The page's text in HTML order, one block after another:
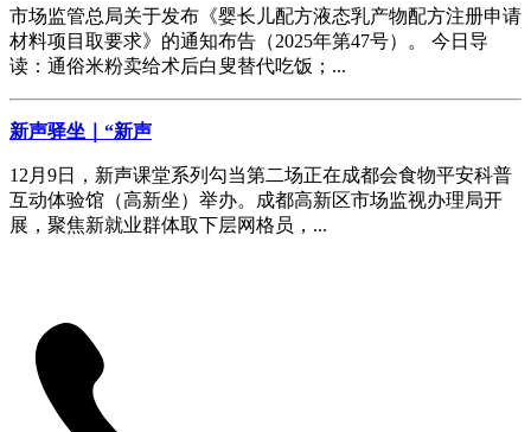
市场监管总局关于发布《婴长儿配方液态乳产物配方注册申请
材料项目取要求》的通知布告（2025年第47号）。 今日导
读：通俗米粉卖给术后白叟替代吃饭；...
新声驿坐｜“新声
12月9日，新声课堂系列勾当第二场正在成都会食物平安科普
互动体验馆（高新坐）举办。成都高新区市场监视办理局开
展，聚焦新就业群体取下层网格员，...